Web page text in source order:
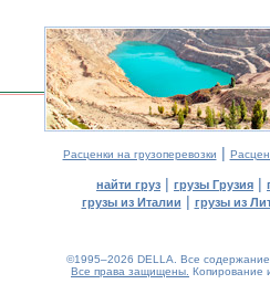
Расценки на грузоперевозки |
найти груз | грузы Грузия |
грузы из Италии | грузы из
©1995–2026 DELLA. Все содержание
Все права защищены. Копирование